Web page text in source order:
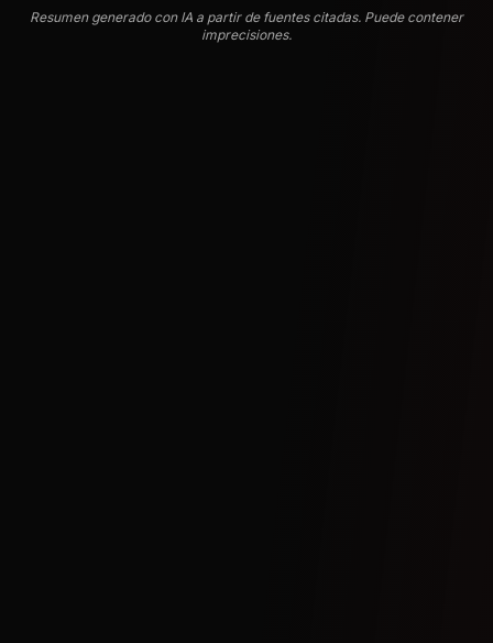
Resumen generado con IA a partir de fuentes citadas. Puede contener
imprecisiones.